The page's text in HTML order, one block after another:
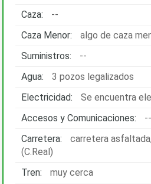
Caza:
--
Caza Menor:
algo de caza
Suministros:
--
Agua:
3 pozos legalizados
Electricidad:
Se encuentra
Accesos y Comunicaciones:
--
Carretera:
carretera
(C.Real)
Tren:
muy cerca